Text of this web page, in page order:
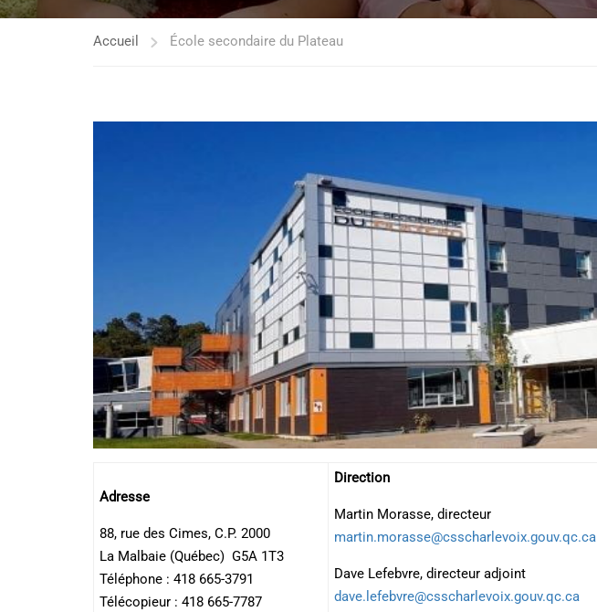
Accueil École secondaire du Plateau
Adresse
88, rue des Cimes, C.P. 2000
La Malbaie (Québec) G5A 1T3
Téléphone : 418 665-3791
Télécopieur : 418 665-7787
Direction
Martin Morasse, directeur
martin.morasse@csscharlevoix.gouv.qc.ca
Dave Lefebvre, directeur adjoint
dave.lefebvre@csscharlevoix.gouv.qc.ca